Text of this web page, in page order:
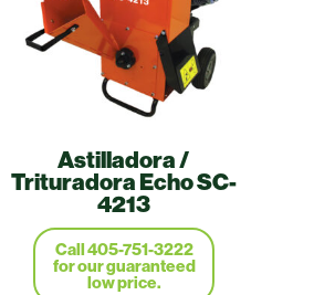
Astilladora /
Trituradora Echo SC-
4213
Call 405-751-3222
for our guaranteed
low price.